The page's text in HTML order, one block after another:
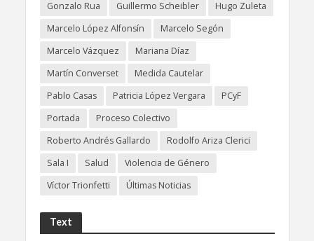
Gonzalo Rua
Guillermo Scheibler
Hugo Zuleta
Marcelo López Alfonsín
Marcelo Segón
Marcelo Vázquez
Mariana Díaz
Martín Converset
Medida Cautelar
Pablo Casas
Patricia López Vergara
PCyF
Portada
Proceso Colectivo
Roberto Andrés Gallardo
Rodolfo Ariza Clerici
Sala I
Salud
Violencia de Género
Víctor Trionfetti
Últimas Noticias
Text